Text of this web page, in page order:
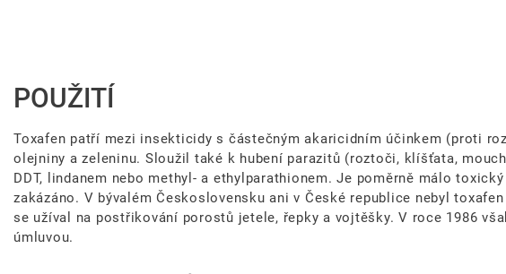
POUŽITÍ
Toxafen patří mezi insekticidy s částečným akaricidním účinkem (proti
olejniny a zeleninu. Sloužil také k hubení parazitů (roztoči, klíšťata,
DDT, lindanem nebo methyl- a ethylparathionem. Je poměrně málo
zakázáno. V bývalém Československu ani v České republice nebyl
se užíval na postřikování porostů jetele, řepky a vojtěšky. V roce 1986
úmluvou.